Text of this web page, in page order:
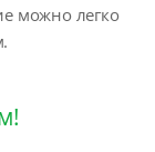
можно легко